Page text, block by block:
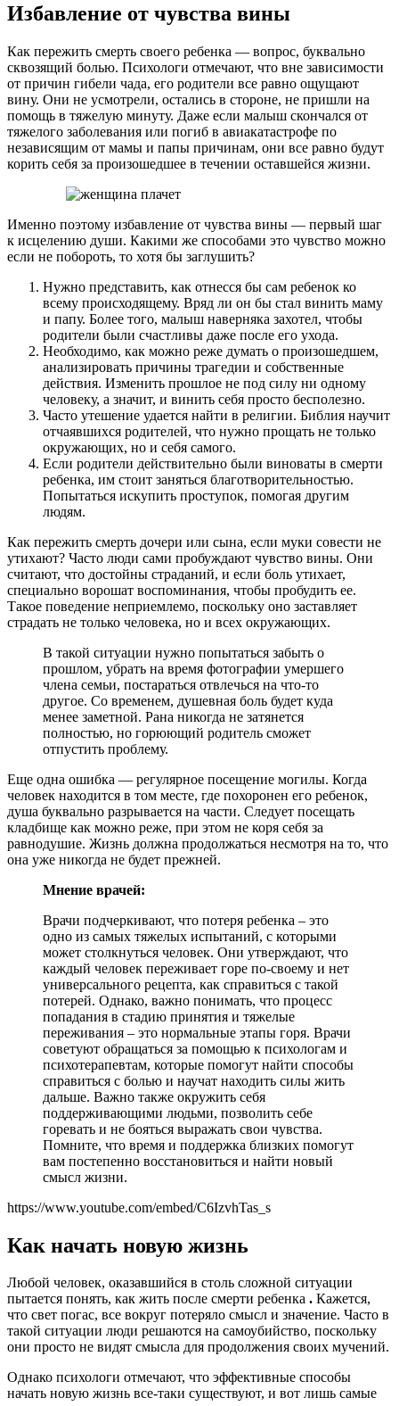
Избавление от чувства вины
Как пережить смерть своего ребенка — вопрос, буквально
сквозящий болью. Психологи отмечают, что вне зависимости
от причин гибели чада, его родители все равно ощущают
вину. Они не усмотрели, остались в стороне, не пришли на
помощь в тяжелую минуту. Даже если малыш скончался от
тяжелого заболевания или погиб в авиакатастрофе по
независящим от мамы и папы причинам, они все равно будут
корить себя за произошедшее в течении оставшейся жизни.
Именно поэтому избавление от чувства вины — первый шаг
к исцелению души. Какими же способами это чувство можно
если не побороть, то хотя бы заглушить?
Нужно представить, как отнесся бы сам ребенок ко
всему происходящему. Вряд ли он бы стал винить маму
и папу. Более того, малыш наверняка захотел, чтобы
родители были счастливы даже после его ухода.
Необходимо, как можно реже думать о произошедшем,
анализировать причины трагедии и собственные
действия. Изменить прошлое не под силу ни одному
человеку, а значит, и винить себя просто бесполезно.
Часто утешение удается найти в религии. Библия научит
отчаявшихся родителей, что нужно прощать не только
окружающих, но и себя самого.
Если родители действительно были виноваты в смерти
ребенка, им стоит заняться благотворительностью.
Попытаться искупить проступок, помогая другим
людям.
Как пережить смерть дочери или сына, если муки совести не
утихают? Часто люди сами пробуждают чувство вины. Они
считают, что достойны страданий, и если боль утихает,
специально ворошат воспоминания, чтобы пробудить ее.
Такое поведение неприемлемо, поскольку оно заставляет
страдать не только человека, но и всех окружающих.
В такой ситуации нужно попытаться забыть о
прошлом, убрать на время фотографии умершего
члена семьи, постараться отвлечься на что-то
другое. Со временем, душевная боль будет куда
менее заметной. Рана никогда не затянется
полностью, но горюющий родитель сможет
отпустить проблему.
Еще одна ошибка — регулярное посещение могилы. Когда
человек находится в том месте, где похоронен его ребенок,
душа буквально разрывается на части. Следует посещать
кладбище как можно реже, при этом не коря себя за
равнодушие. Жизнь должна продолжаться несмотря на то, что
она уже никогда не будет прежней.
Мнение врачей:
Врачи подчеркивают, что потеря ребенка – это
одно из самых тяжелых испытаний, с которыми
может столкнуться человек. Они утверждают, что
каждый человек переживает горе по-своему и нет
универсального рецепта, как справиться с такой
потерей. Однако, важно понимать, что процесс
попадания в стадию принятия и тяжелые
переживания – это нормальные этапы горя. Врачи
советуют обращаться за помощью к психологам и
психотерапевтам, которые помогут найти способы
справиться с болью и научат находить силы жить
дальше. Важно также окружить себя
поддерживающими людьми, позволить себе
горевать и не бояться выражать свои чувства.
Помните, что время и поддержка близких помогут
вам постепенно восстановиться и найти новый
смысл жизни.
https://www.youtube.com/embed/C6IzvhTas_s
Как начать новую жизнь
Любой человек, оказавшийся в столь сложной ситуации
пытается понять, как жить после смерти ребенка . Кажется,
что свет погас, все вокруг потеряло смысл и значение. Часто в
такой ситуации люди решаются на самоубийство, поскольку
они просто не видят смысла для продолжения своих мучений.
Однако психологи отмечают, что эффективные способы
начать новую жизнь все-таки существуют, и вот лишь самые